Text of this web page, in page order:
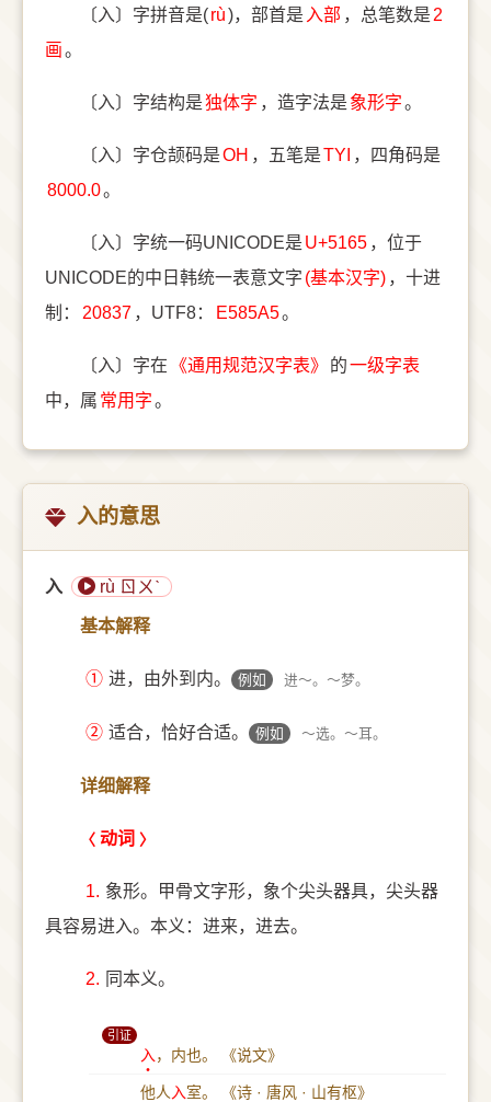
〔入〕字拼音是(rù)，部首是 ⼊部 ，总笔数是 2
画。
〔入〕字结构是独体字 ，造字法是 象形字。
〔入〕字仓颉码是OH ，五笔是TYI ，四角码是
8000.0。
〔入〕字统一码UNICODE是 U+5165 ，位于
UNICODE的中日韩统一表意文字 (基本汉字) ，十进
制：
20837 ，UTF8： E585A5。
〔入〕字在 《通用规范汉字表》 的一级字表
中，属 常用字。
入的意思
入 rù ㄖㄨˋ
基本解释
① 进，由外到内。 例如 进～。～梦。
② 适合，恰好合适。 例如 ～选。～耳。
详细解释
动词
1. 象形。甲骨文字形，象个尖头器具，尖头器
具容易进入。本义：进来，进去。
2. 同本义。
引证
入 ，内也。 《说文》
他人 入室。 《诗 · 唐风 · 山有枢》